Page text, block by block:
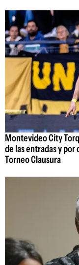
Montevideo City
de las entradas y
Torneo Clausura